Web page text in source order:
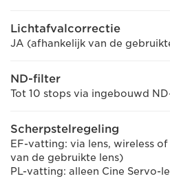
Lichtafvalcorrectie
JA (afhankelijk van de
ND-filter
Tot 10 stops via ingebouwd
Scherpstelregeling
EF-vatting: via lens, wireless
van de gebruikte lens)
PL-vatting: alleen Cine Servo-